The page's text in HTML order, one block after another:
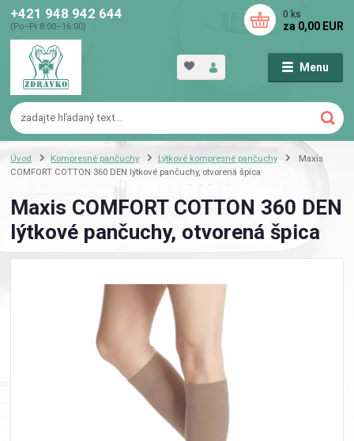
Menu
+421 948 942 644
(Po–Pi 8:00–16:00)
0 ks
za 0,00 EUR
Úvod Kompresné pančuchy Lýtkové kompresné pančuchy
Maxis
COMFORT COTTON 360 DEN lýtkové pančuchy, otvorená špica
Maxis COMFORT COTTON 360 DEN
lýtkové pančuchy, otvorená špica